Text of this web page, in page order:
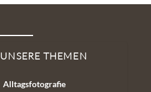
UNSERE THEMEN
Alltagsfotografie